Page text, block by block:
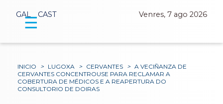
GAL CAST Venres, 7 ago 2026
☰
INICIO > LUGOXA > CERVANTES > A VECIÑANZA DE
CERVANTES CONCENTROUSE PARA RECLAMAR A
COBERTURA DE MÉDICOS E A REAPERTURA DO
CONSULTORIO DE DOIRAS